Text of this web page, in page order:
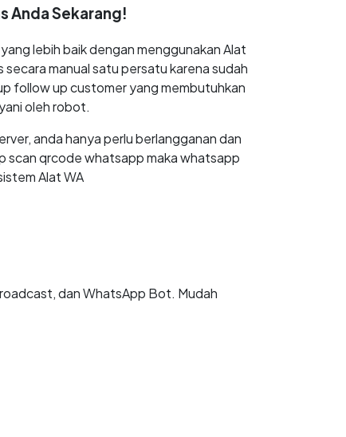
Anda Sekarang!
lebih baik dengan menggunakan Alat
secara manual satu persatu karena sudah
follow up customer yang membutuhkan
oleh robot.
anda hanya perlu berlangganan dan
scan qrcode whatsapp maka whatsapp
Alat WA
dan WhatsApp Bot. Mudah